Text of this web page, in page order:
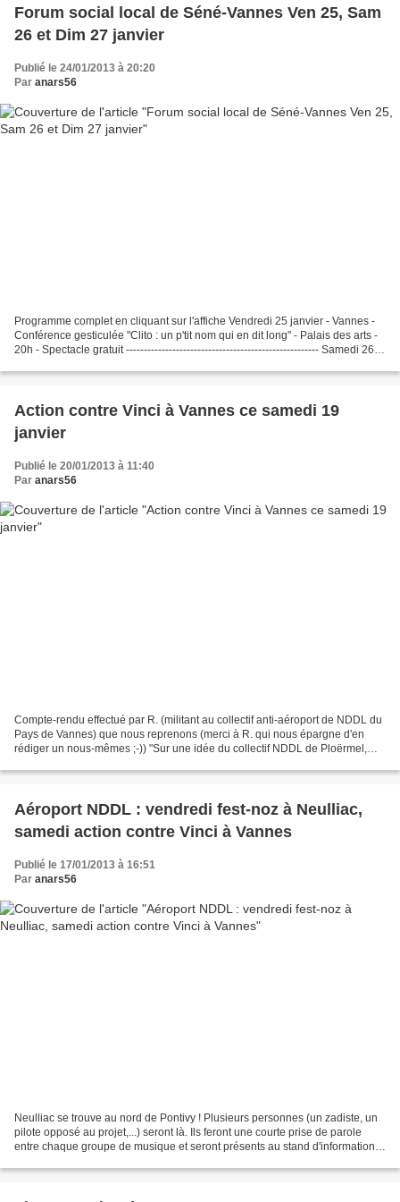
Forum social local de Séné-Vannes Ven 25, Sam
26 et Dim 27 janvier
Publié le 24/01/2013 à 20:20
Par anars56
Programme complet en cliquant sur l'affiche Vendredi 25 janvier - Vannes -
Conférence gesticulée "Clito : un p'tit nom qui en dit long" - Palais des arts -
20h - Spectacle gratuit ------------------------------------------------------ Samedi 26
Action contre Vinci à Vannes ce samedi 19
janvier
Publié le 20/01/2013 à 11:40
Par anars56
Compte-rendu effectué par R. (militant au collectif anti-aéroport de NDDL du
Pays de Vannes) que nous reprenons (merci à R. qui nous épargne d'en
rédiger un nous-mêmes ;-)) "Sur une idée du collectif NDDL de Ploërmel,
Aéroport NDDL : vendredi fest-noz à Neulliac,
samedi action contre Vinci à Vannes
Publié le 17/01/2013 à 16:51
Par anars56
Neulliac se trouve au nord de Pontivy ! Plusieurs personnes (un zadiste, un
pilote opposé au projet,...) seront là. Ils feront une courte prise de parole
entre chaque groupe de musique et seront présents au stand d'information